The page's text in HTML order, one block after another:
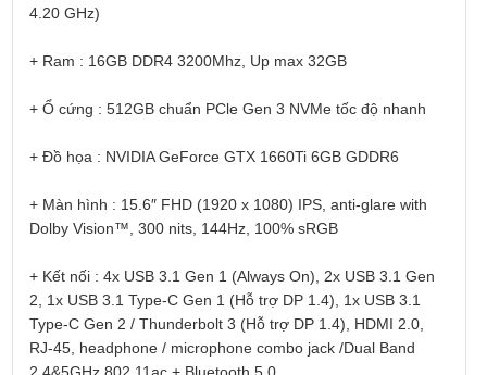
4.20 GHz)
+ Ram : 16GB DDR4 3200Mhz, Up max 32GB
+ Ổ cứng : 512GB chuẩn PCle Gen 3 NVMe tốc độ nhanh
+ Đồ họa : NVIDIA GeForce GTX 1660Ti 6GB GDDR6
+ Màn hình : 15.6″ FHD (1920 x 1080) IPS, anti-glare with
Dolby Vision™, 300 nits, 144Hz, 100% sRGB
+ Kết nối : 4x USB 3.1 Gen 1 (Always On), 2x USB 3.1 Gen
2, 1x USB 3.1 Type-C Gen 1 (Hỗ trợ DP 1.4), 1x USB 3.1
Type-C Gen 2 / Thunderbolt 3 (Hỗ trợ DP 1.4), HDMI 2.0,
RJ-45, headphone / microphone combo jack /Dual Band